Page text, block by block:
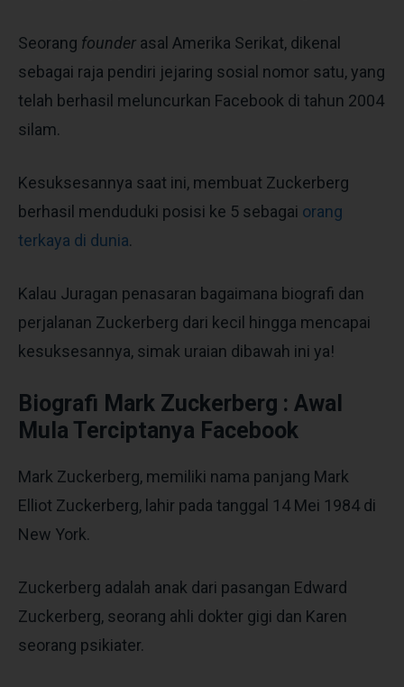
Seorang founder asal Amerika Serikat, dikenal
sebagai raja pendiri jejaring sosial nomor satu, yang
telah berhasil meluncurkan Facebook di tahun 2004
silam.
Kesuksesannya saat ini, membuat Zuckerberg
berhasil menduduki posisi ke 5 sebagai orang
terkaya di dunia.
Kalau Juragan penasaran bagaimana biografi dan
perjalanan Zuckerberg dari kecil hingga mencapai
kesuksesannya, simak uraian dibawah ini ya!
Biografi Mark Zuckerberg : Awal
Mula Terciptanya Facebook
Mark Zuckerberg, memiliki nama panjang Mark
Elliot Zuckerberg, lahir pada tanggal 14 Mei 1984 di
New York.
Zuckerberg adalah anak dari pasangan Edward
Zuckerberg, seorang ahli dokter gigi dan Karen
seorang psikiater.